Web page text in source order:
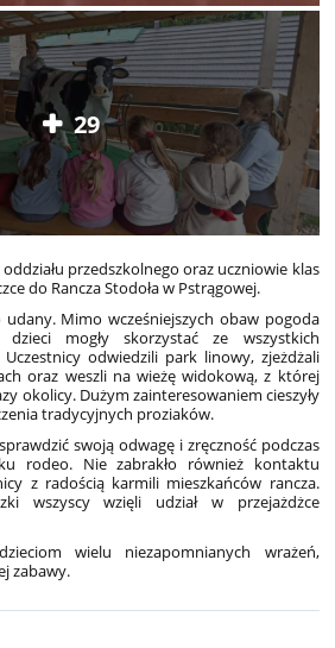
29
oddziału przedszkolnego oraz uczniowie klas
do Rancza Stodoła w Pstrągowej.
udany. Mimo wcześniejszych obaw pogoda
dzieci mogły skorzystać ze wszystkich
odwiedzili park linowy, zjeżdżali
oraz weszli na wieżę widokową, z której
okolicy. Dużym zainteresowaniem cieszyły
tradycyjnych proziaków.
swoją odwagę i zręczność podczas
rodeo. Nie zabrakło również kontaktu
z radością karmili mieszkańców rancza.
wszyscy wzięli udział w przejażdżce
wielu niezapomnianych wrażeń,
zabawy.